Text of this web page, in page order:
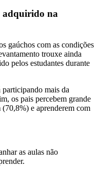
adquirido na
gaúchos com as condições
trouxe ainda
pelos estudantes durante
participando mais da
os pais percebem grande
e aprenderem com
as aulas não